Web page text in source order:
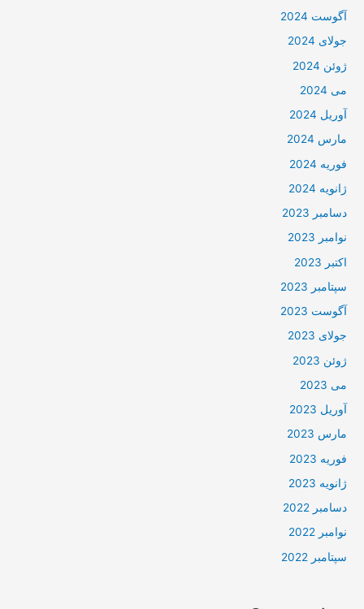
آگوست 2024
جولای 2024
ژوئن 2024
می 2024
آوریل 2024
مارس 2024
فوریه 2024
ژانویه 2024
دسامبر 2023
نوامبر 2023
اکتبر 2023
سپتامبر 2023
آگوست 2023
جولای 2023
ژوئن 2023
می 2023
آوریل 2023
مارس 2023
فوریه 2023
ژانویه 2023
دسامبر 2022
نوامبر 2022
سپتامبر 2022